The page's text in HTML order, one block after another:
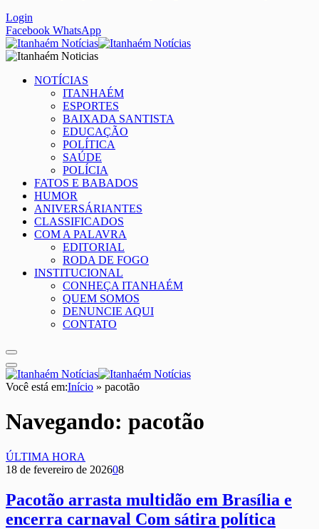
Login
Facebook WhatsApp
NOTÍCIAS
ITANHAÉM
ESPORTES
BAIXADA SANTISTA
EDUCAÇÃO
POLÍTICA
SAÚDE
POLÍCIA
FATOS E BABADOS
HUMOR
ANIVERSÁRIANTES
CLASSIFICADOS
COM A PALAVRA
EDITORIAL
RODA DE FOGO
INSTITUCIONAL
CONHEÇA ITANHAÉM
QUEM SOMOS
DENUNCIE AQUI
CONTATO
Você está em:Início » pacotão
Navegando: pacotão
ÚLTIMA HORA
18 de fevereiro de 202608
Pacotão arrasta multidão em Brasília e
encerra carnaval Com sátira política